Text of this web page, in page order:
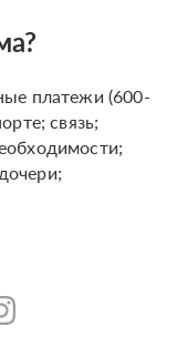
платежи (600-
связь;